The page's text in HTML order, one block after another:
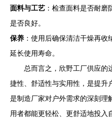
面料与工艺 ：检查面料是否耐
是否良好。
保养 ：使用后确保清洁干燥再
延长使用寿命。
总而言之，欣野工厂供应的
捷性、舒适性与实用性，是提升
是制造厂家对户外需求的深刻理
用者都能更轻松、更舒适地投入